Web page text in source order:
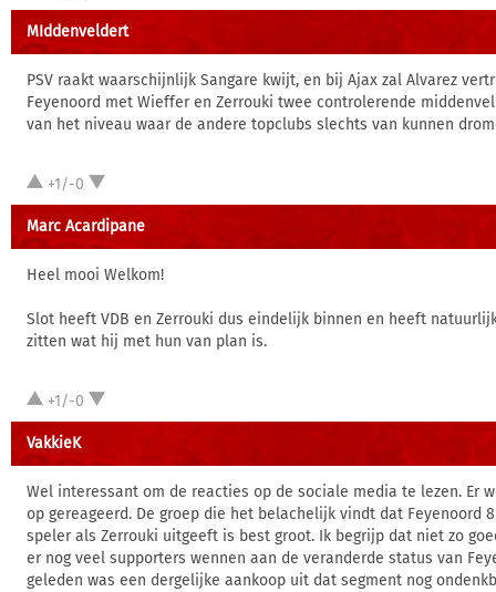
MIddenveldert
PSV raakt waarschijnlijk Sangare kwijt, en bij Ajax zal Alvarez
Feyenoord met Wieffer en Zerrouki twee controlerende
van het niveau waar de andere topclubs slechts van kunnen
+1/-0
Marc Acardipane
Heel mooi Welkom!
Slot heeft VDB en Zerrouki dus eindelijk binnen en heeft
zitten wat hij met hun van plan is.
+1/-0
VakkieK
Wel interessant om de reacties op de sociale media te lezen. Er
op gereageerd. De groep die het belachelijk vindt dat Feyenoord
speler als Zerrouki uitgeeft is best groot. Ik begrijp dat niet zo
er nog veel supporters wennen aan de veranderde status van
geleden was een dergelijke aankoop uit dat segment nog